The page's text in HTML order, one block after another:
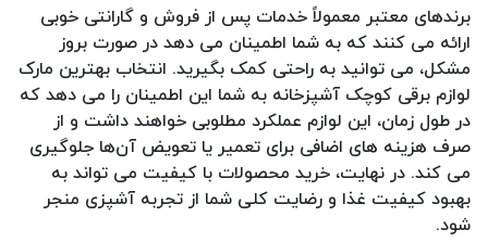
برندهای معتبر معمولاً خدمات پس از فروش و گارانتی خوبی
ارائه می‌ کنند که به شما اطمینان می‌ دهد در صورت بروز
مشکل، می‌ توانید به راحتی کمک بگیرید. انتخاب بهترین مارک
لوازم برقی کوچک آشپزخانه به شما این اطمینان را می‌ دهد که
در طول زمان، این لوازم عملکرد مطلوبی خواهند داشت و از
صرف هزینه‌ های اضافی برای تعمیر یا تعویض آن‌ها جلوگیری
می‌ کند. در نهایت، خرید محصولات با کیفیت می‌ تواند به
بهبود کیفیت غذا و رضایت کلی شما از تجربه آشپزی منجر
شود.